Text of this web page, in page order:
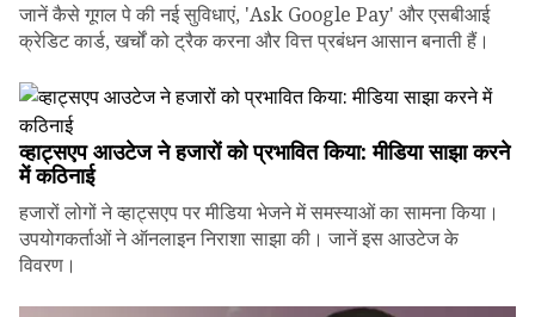
जानें कैसे गूगल पे की नई सुविधाएं, 'Ask Google Pay' और एसबीआई
क्रेडिट कार्ड, खर्चों को ट्रैक करना और वित्त प्रबंधन आसान बनाती हैं।
व्हाट्सएप आउटेज ने हजारों को प्रभावित किया: मीडिया साझा करने
में कठिनाई
हजारों लोगों ने व्हाट्सएप पर मीडिया भेजने में समस्याओं का सामना किया।
उपयोगकर्ताओं ने ऑनलाइन निराशा साझा की। जानें इस आउटेज के
विवरण।